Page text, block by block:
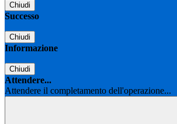
Chiudi
Successo
Chiudi
Informazione
Chiudi
Attendere...
Attendere il completamento dell'operazione...